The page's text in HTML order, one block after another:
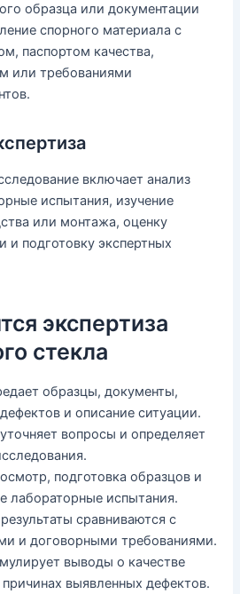
образца или документации
спорного материала с
паспортом качества,
или требованиями
включает анализ
испытания, изучение
или монтажа, оценку
и подготовку экспертных
экспертиза
стекла
образцы, документы,
и описание ситуации.
вопросы и определяет
подготовка образцов и
лабораторные испытания.
сравниваются с
и договорными требованиями.
выводы о качестве
выявленных дефектов.